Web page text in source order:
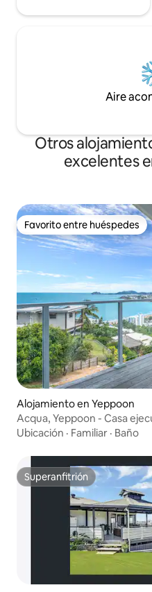
Aire
Otros
excelentes
Favorito entre huéspedes
Favorito entre huéspedes
Alojamiento en Yeppoon
Acqua, Yeppoon - Casa
Ubicación · Familiar · Baño
Superanfitrión
Superanfitrión